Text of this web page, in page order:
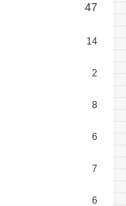
47
14
2
8
6
7
6